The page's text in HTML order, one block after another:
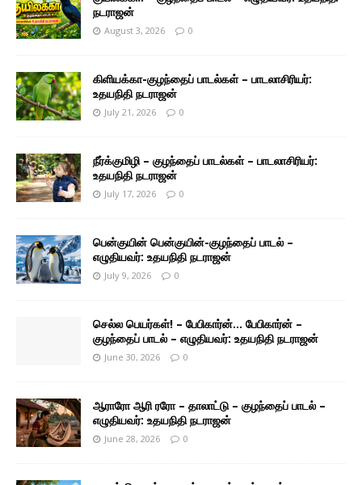
நடராஜன்
August 3, 2026 0
கிளியக்கா-குழந்தைப் பாடல்கள் – பாடலாசிரியர்:
உதயநிதி நடராஜன்
July 21, 2026 0
நீர்க்குமிழி – குழந்தைப் பாடல்கள் – பாடலாசிரியர்:
உதயநிதி நடராஜன்
July 17, 2026 0
பென்குயின் பென்குயின்-குழந்தைப் பாடல் –
எழுதியவர்: உதயநிதி நடராஜன்
July 9, 2026 0
செல்ல பெயர்கள்! – பேபிகார்ன்… பேபிகார்ன் –
குழந்தைப் பாடல் – எழுதியவர்: உதயநிதி நடராஜன்
June 30, 2026 0
ஆராரோ ஆரி ரரோ – தாலாட்டு – குழந்தைப் பாடல் –
எழுதியவர்: உதயநிதி நடராஜன்
June 28, 2026 0